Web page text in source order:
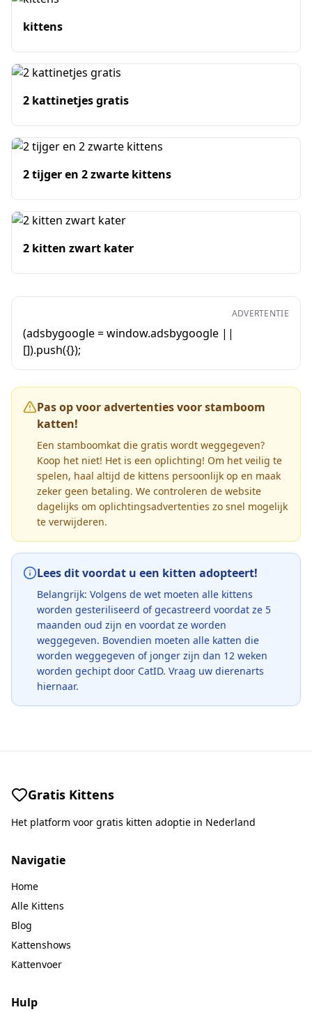
kittens
2 kattinetjes gratis
2 tijger en 2 zwarte kittens
2 kitten zwart kater
ADVERTENTIE
(adsbygoogle = window.adsbygoogle ||
[]).push({});
Pas op voor advertenties voor stamboom
katten!
Een stamboomkat die gratis wordt weggegeven?
Koop het niet! Het is een oplichting! Om het veilig te
spelen, haal altijd de kittens persoonlijk op en maak
zeker geen betaling. We controleren de website
dagelijks om oplichtingsadvertenties zo snel mogelijk
te verwijderen.
Lees dit voordat u een kitten adopteert!
Belangrijk: Volgens de wet moeten alle kittens
worden gesteriliseerd of gecastreerd voordat ze 5
maanden oud zijn en voordat ze worden
weggegeven. Bovendien moeten alle katten die
worden weggegeven of jonger zijn dan 12 weken
worden gechipt door CatID. Vraag uw dierenarts
hiernaar.
Gratis Kittens
Het platform voor gratis kitten adoptie in Nederland
Navigatie
Home
Alle Kittens
Blog
Kattenshows
Kattenvoer
Hulp